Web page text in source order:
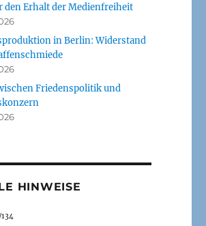
den Erhalt der Medienfreiheit
in Berlin: Widerstand
Friedenspolitik und
HINWEISE